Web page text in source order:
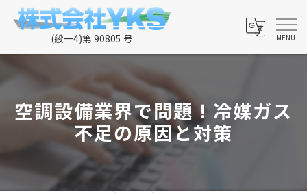
空調設備業界で問題！冷媒ガス
不足の原因と対策